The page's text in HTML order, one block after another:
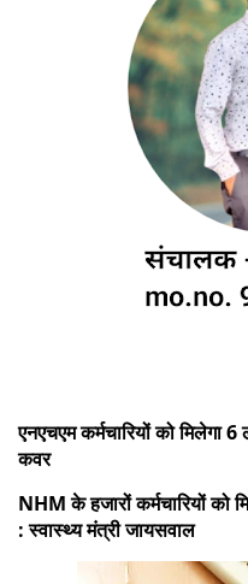
एनएचएम कर्मचारियों को मिलेगा
कवर
NHM के हजारों कर्मचारियों को
: स्वास्थ्य मंत्री जायसवाल